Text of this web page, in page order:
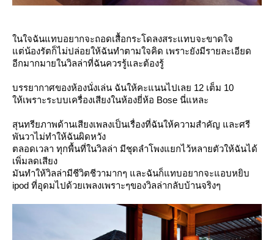
นใจฉันแทบอยากจะถอดเสื้อกระโดลงสระแทบจะขาดใจ
ต่น้องรัตก็ไม่ปล่อยให้ฉันทำตามใจคิด เพราะยังมีรายละเอียด
อีกมากมายในวิลล่าที่ฉันควรรู้และต้องรู้
บรรยากาศของห้องนั่งเล่น ฉันให้คะแนนไปเลย 12 เต็ม 10
ห้เพราะระบบเครื่องเสียงในห้องยี่ห้อ Bose นี่แหละ
สุนทรียภาพด้านเสียงเพลงเป็นเรื่องที่ฉันให้ความสำคัญ และศรี
พันวาไม่ทำให้ฉันผิดหวัง
ตลอดเวลา ทุกพื้นที่ในวิลล่า มีชุดลำโพงแยกไว้หลายตัวให้ฉันได้
เพิ่มลดเสียง
มันทำให้วิลล่ามีชีวิตชีวามากๆ และฉันก็แทบอยากจะแอบหยิบ
ipod ที่อุดมไปด้วยเพลงเพราะๆของวิลล่ากลับบ้านจริงๆ